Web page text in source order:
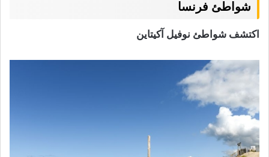
شواطئ فرنسا
اكتشف شواطئ نوفيل آكيتاين